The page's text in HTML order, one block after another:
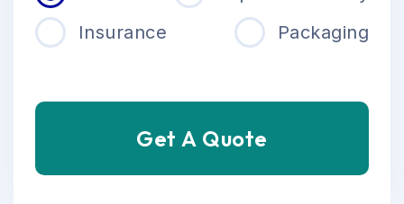
Insurance
Packaging
Get A Quote